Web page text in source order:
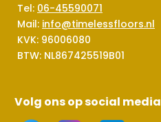
Tel: 06-45590071
Mail: info@timelessfloors.nl
KVK: 96006080
BTW: NL867425519B01
Volg ons op social media